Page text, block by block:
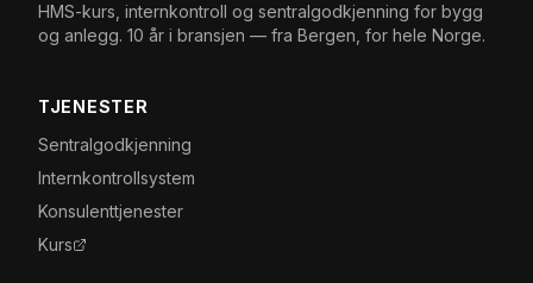
HMS-kurs, internkontroll og sentralgodkjenning for bygg
og anlegg. 10 år i bransjen — fra Bergen, for hele Norge.
TJENESTER
Sentralgodkjenning
Internkontrollsystem
Konsulenttjenester
Kurs